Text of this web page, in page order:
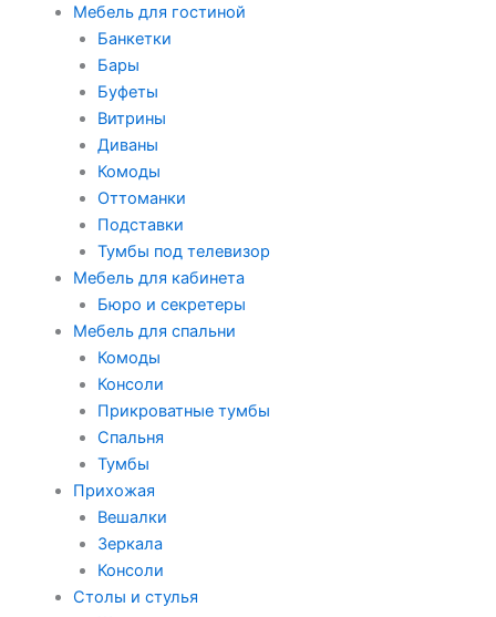
Мебель для гостиной
Банкетки
Бары
Буфеты
Витрины
Диваны
Комоды
Оттоманки
Подставки
Тумбы под телевизор
Мебель для кабинета
Бюро и секретеры
Мебель для спальни
Комоды
Консоли
Прикроватные тумбы
Спальня
Тумбы
Прихожая
Вешалки
Зеркала
Консоли
Столы и стулья